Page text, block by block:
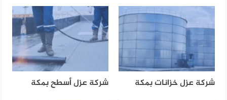
شركة عزل خزانات بمكة شركة عزل أسطح بمكة